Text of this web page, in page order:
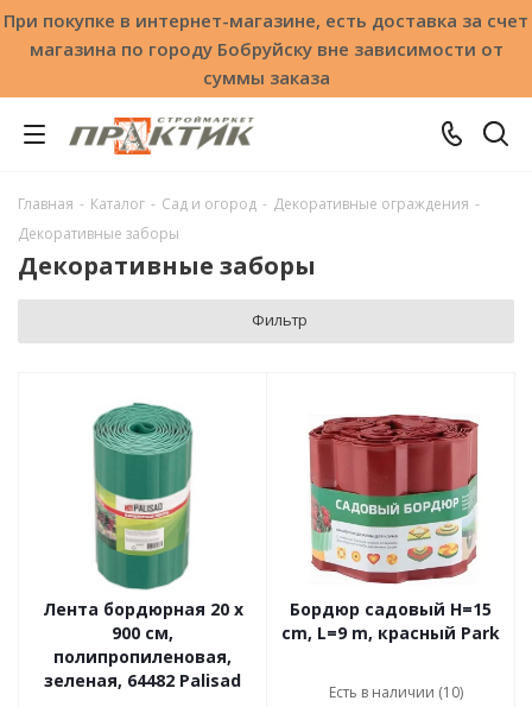
При покупке в интернет-магазине, есть доставка за счет
магазина по городу Бобруйску вне зависимости от
суммы заказа
Главная - Каталог - Сад и огород - Декоративные ограждения -
Декоративные заборы
Декоративные заборы
Фильтр
Лента бордюрная 20 х
900 см,
полипропиленовая,
зеленая, 64482 Palisad
Бордюр садовый H=15
cm, L=9 m, красный Park
Есть в наличии (10)